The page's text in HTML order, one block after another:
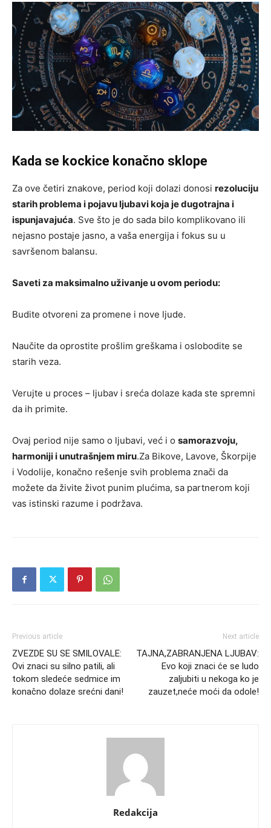
Kada se kockice konačno sklope
Za ove četiri znakove, period koji dolazi donosi rezoluciju
starih problema i pojavu ljubavi koja je dugotrajna i
ispunjavajuća. Sve što je do sada bilo komplikovano ili
nejasno postaje jasno, a vaša energija i fokus su u
savršenom balansu.
Saveti za maksimalno uživanje u ovom periodu:
Budite otvoreni za promene i nove ljude.
Naučite da oprostite prošlim greškama i oslobodite se
starih veza.
Verujte u proces – ljubav i sreća dolaze kada ste spremni
da ih primite.
Ovaj period nije samo o ljubavi, već i o samorazvoju,
harmoniji i unutrašnjem miru.Za Bikove, Lavove, Škorpije
i Vodolije, konačno rešenje svih problema znači da
možete da živite život punim plućima, sa partnerom koji
vas istinski razume i podržava.
Previous article
ZVEZDE SU SE SMILOVALE:
Ovi znaci su silno patili, ali
tokom sledeće sedmice im
konačno dolaze srećni dani!
Next article
TAJNA,ZABRANJENA LJUBAV:
Evo koji znaci će se ludo
zaljubiti u nekoga ko je
zauzet,neće moći da odole!
Redakcija